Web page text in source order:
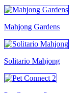
Mahjong Gardens
Solitario Mahjong